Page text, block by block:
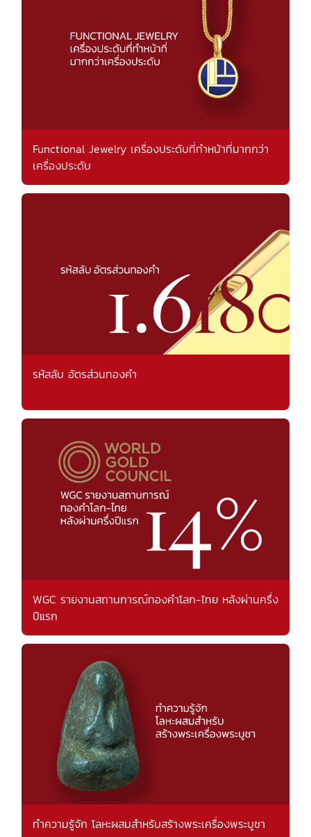
Functional Jewelry เครื่องประดับที่ทำหน้าที่มากกว่า
เครื่องประดับ
รหัสลับ อัตรส่วนทองคำ
WGC รายงานสถานการณ์ทองคำโลก-ไทย หลังผ่านครึ่ง
ปีแรก
ทำความรู้จัก โลหะผสมสำหรับสร้างพระเครื่องพระบูชา